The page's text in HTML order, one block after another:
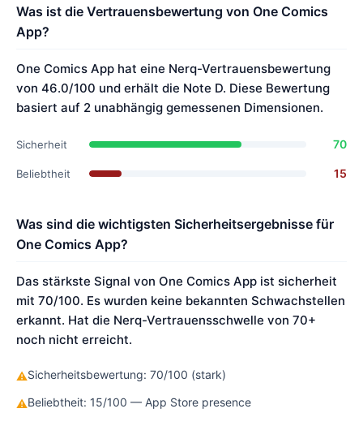
Was ist die Vertrauensbewertung von One Comics
App?
One Comics App hat eine Nerq-Vertrauensbewertung
von 46.0/100 und erhält die Note D. Diese Bewertung
basiert auf 2 unabhängig gemessenen Dimensionen.
Sicherheit 70
Beliebtheit 15
Was sind die wichtigsten Sicherheitsergebnisse für
One Comics App?
Das stärkste Signal von One Comics App ist sicherheit
mit 70/100. Es wurden keine bekannten Schwachstellen
erkannt. Hat die Nerq-Vertrauensschwelle von 70+
noch nicht erreicht.
⚠Sicherheitsbewertung: 70/100 (stark)
⚠Beliebtheit: 15/100 — App Store presence